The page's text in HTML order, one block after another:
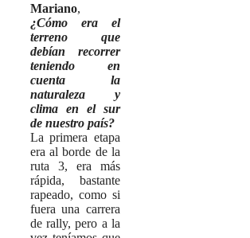
Mariano,
¿Cómo era el
terreno que
debían recorrer
teniendo en
cuenta la
naturaleza y
clima en el sur
de nuestro país?
La primera etapa
era al borde de la
ruta 3, era más
rápida, bastante
rapeado, como si
fuera una carrera
de rally, pero a la